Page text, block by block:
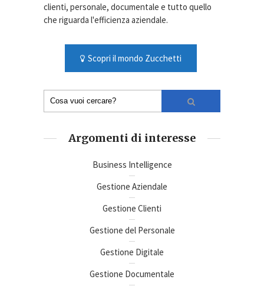
clienti, personale, documentale e tutto quello
che riguarda l'efficienza aziendale.
Scopri il mondo Zucchetti
Argomenti di interesse
Business Intelligence
Gestione Aziendale
Gestione Clienti
Gestione del Personale
Gestione Digitale
Gestione Documentale